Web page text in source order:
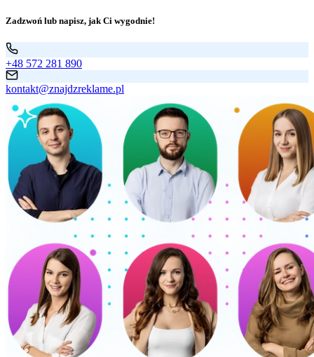
Zadzwoń lub napisz, jak Ci wygodnie!
+48 572 281 890
kontakt@znajdzreklame.pl